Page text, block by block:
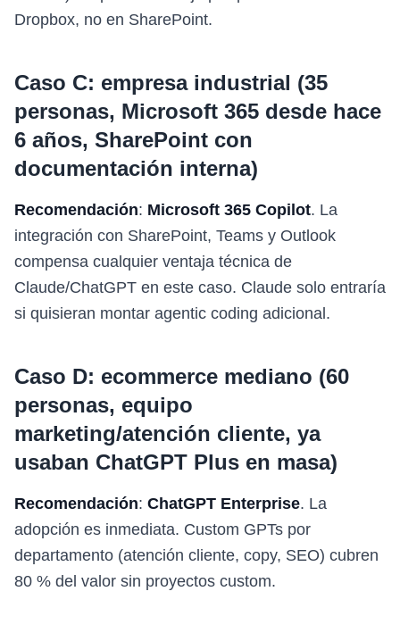
Dropbox, no en SharePoint.
Caso C: empresa industrial (35
personas, Microsoft 365 desde hace
6 años, SharePoint con
documentación interna)
Recomendación: Microsoft 365 Copilot. La
integración con SharePoint, Teams y Outlook
compensa cualquier ventaja técnica de
Claude/ChatGPT en este caso. Claude solo entraría
si quisieran montar agentic coding adicional.
Caso D: ecommerce mediano (60
personas, equipo
marketing/atención cliente, ya
usaban ChatGPT Plus en masa)
Recomendación: ChatGPT Enterprise. La
adopción es inmediata. Custom GPTs por
departamento (atención cliente, copy, SEO) cubren
80 % del valor sin proyectos custom.